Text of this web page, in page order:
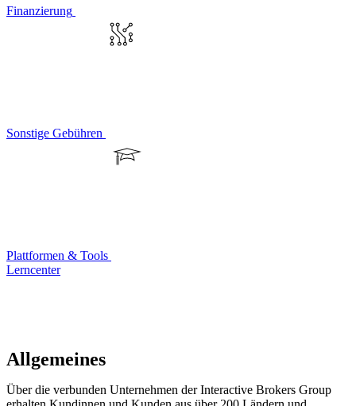
Finanzierung
Sonstige Gebühren
Plattformen & Tools
Lerncenter
Allgemeines
Über die verbunden Unternehmen der Interactive Brokers Group